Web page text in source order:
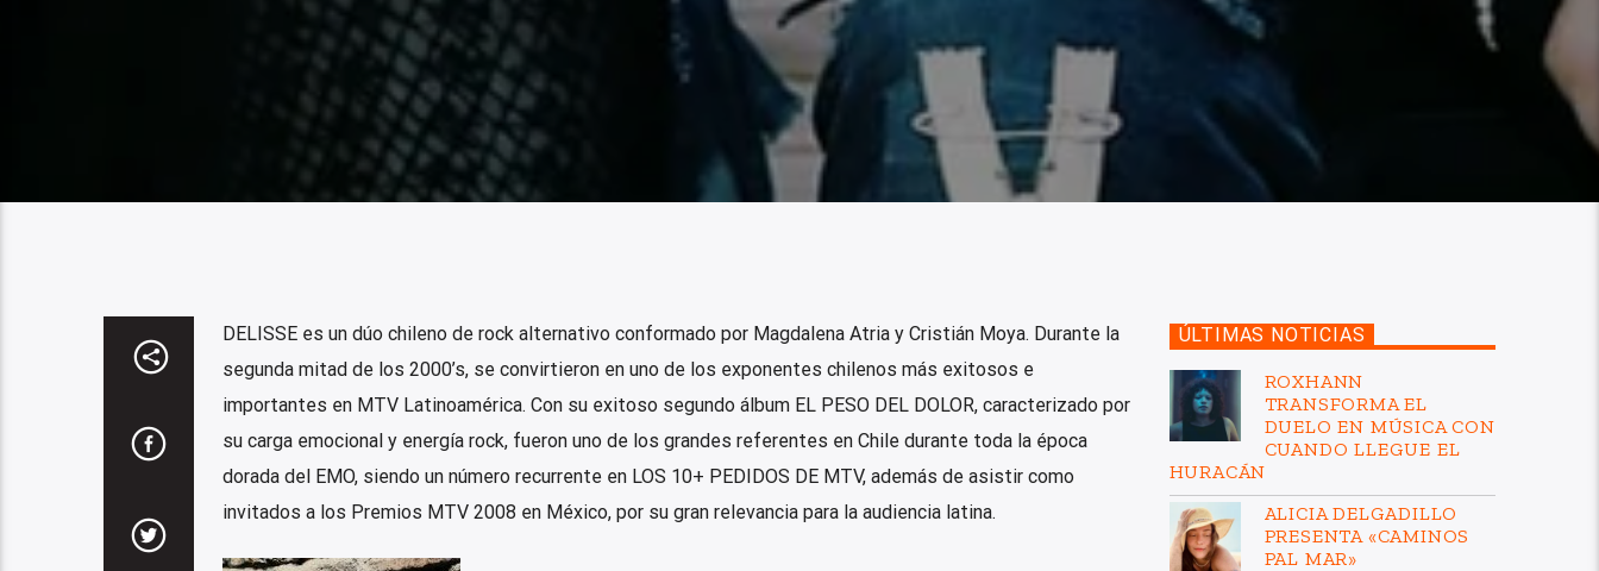
DELISSE es un dúo chileno de rock alternativo conformado por Magdalena Atria y Cristián Moya. Durante la
segunda mitad de los 2000’s, se convirtieron en uno de los exponentes chilenos más exitosos e
importantes en MTV Latinoamérica. Con su exitoso segundo álbum EL PESO DEL DOLOR, caracterizado por
su carga emocional y energía rock, fueron uno de los grandes referentes en Chile durante toda la época
dorada del EMO, siendo un número recurrente en LOS 10+ PEDIDOS DE MTV, además de asistir como
invitados a los Premios MTV 2008 en México, por su gran relevancia para la audiencia latina.
ÚLTIMAS NOTICIAS
ROXHANN
TRANSFORMA EL
DUELO EN MÚSICA CON
CUANDO LLEGUE EL
HURACÁN
ALICIA DELGADILLO
PRESENTA «CAMINOS
PAL MAR»